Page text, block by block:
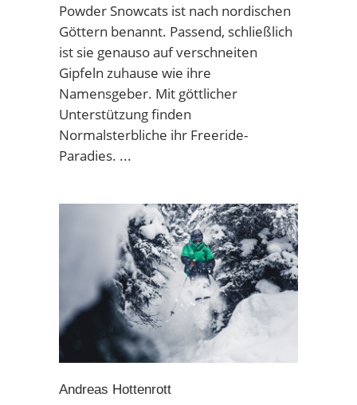
Powder Snowcats ist nach nordischen
Göttern benannt. Passend, schließlich
ist sie genauso auf verschneiten
Gipfeln zuhause wie ihre
Namensgeber. Mit göttlicher
Unterstützung finden
Normalsterbliche ihr Freeride-
Paradies.
Andreas Hottenrott